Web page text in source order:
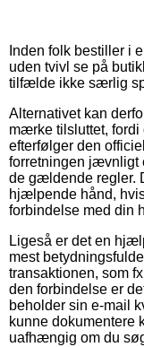
Inden folk bestiller i
uden tvivl se på
tilfælde ikke særlig
Alternativet kan
mærke tilsluttet, fordi
efterfølger den
forretningen jævnligt
de gældende regler.
hjælpende hånd,
forbindelse med din
Ligeså er det en
mest
transaktionen, som
den forbindelse er
beholder sin e-mail
kunne dokumentere
uafhængig om du